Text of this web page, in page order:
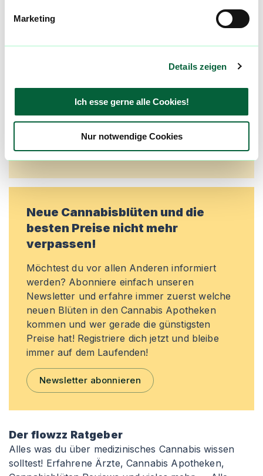
Marketing
Details zeigen
Ich esse gerne alle Cookies!
Nur notwendige Cookies
Community
aktualisiert! Hilf uns mit Deinen Kommentaren
und Bewertungen flowzz noch besser zu
Preisreduktionen informiert zu werden und
exklusive Angebote zu erhalten!
Jetzt registrieren
Neue Cannabisblüten und die
besten Preise nicht mehr
verpassen!
Möchtest du vor allen Anderen informiert
werden? Abonniere einfach unseren
Newsletter und erfahre immer zuerst welche
neuen Blüten in den Cannabis Apotheken
kommen und wer gerade die günstigsten
Preise hat! Registriere dich jetzt und bleibe
immer auf dem Laufenden!
Newsletter abonnieren
Der flowzz Ratgeber
Alles was du über medizinisches Cannabis wissen
solltest! Erfahrene Ärzte, Cannabis Apotheken,